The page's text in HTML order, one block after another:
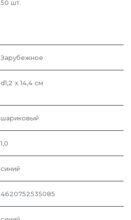
50 шт.
Зарубежное
d1,2 х 14,4 см
шариковый
1,0
синий
4620752535085